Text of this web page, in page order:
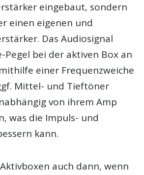
eingebaut, sondern
einen eigenen und
Das Audiosignal
bei der aktiven Box an
einer Frequenzweiche
Mittel- und Tieftöner
von ihrem Amp
was die Impuls- und
kann.
auch dann, wenn